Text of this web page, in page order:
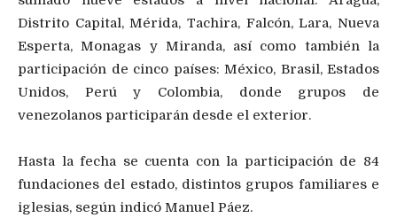
Distrito Capital, Mérida, Tachira, Falcón, Lara, Nueva
Esperta, Monagas y Miranda, así como también la
participación de cinco países: México, Brasil, Estados
Unidos, Perú y Colombia, donde grupos de
venezolanos participarán desde el exterior.
Hasta la fecha se cuenta con la participación de 84
fundaciones del estado, distintos grupos familiares e
iglesias, según indicó Manuel Páez.